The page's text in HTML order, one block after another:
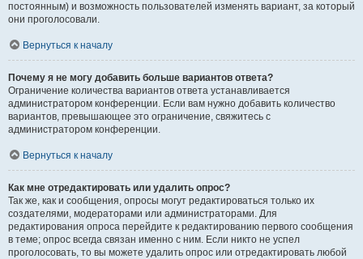
постоянным) и возможность пользователей изменять вариант, за который
они проголосовали.
Вернуться к началу
Почему я не могу добавить больше вариантов ответа?
Ограничение количества вариантов ответа устанавливается
администратором конференции. Если вам нужно добавить количество
вариантов, превышающее это ограничение, свяжитесь с
администратором конференции.
Вернуться к началу
Как мне отредактировать или удалить опрос?
Так же, как и сообщения, опросы могут редактироваться только их
создателями, модераторами или администраторами. Для
редактирования опроса перейдите к редактированию первого сообщения
в теме; опрос всегда связан именно с ним. Если никто не успел
проголосовать, то вы можете удалить опрос или отредактировать любой